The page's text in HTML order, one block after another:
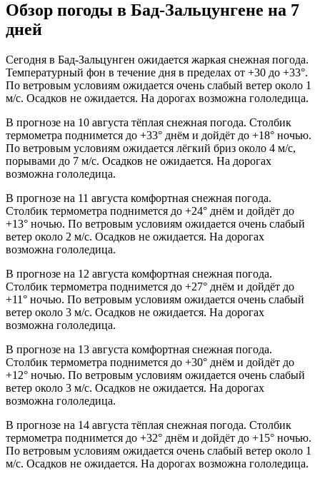
Обзор погоды в Бад-Зальцунгене на 7
дней
Сегодня в Бад-Зальцунген ожидается жаркая снежная погода.
Температурный фон в течение дня в пределах от +30 до +33°.
По ветровым условиям ожидается очень слабый ветер около 1
м/с. Осадков не ожидается. На дорогах возможна гололедица.
В прогнозе на 10 августа тёплая снежная погода. Столбик
термометра поднимется до +33° днём и дойдёт до +18° ночью.
По ветровым условиям ожидается лёгкий бриз около 4 м/с,
порывами до 7 м/с. Осадков не ожидается. На дорогах
возможна гололедица.
В прогнозе на 11 августа комфортная снежная погода.
Столбик термометра поднимется до +24° днём и дойдёт до
+13° ночью. По ветровым условиям ожидается очень слабый
ветер около 2 м/с. Осадков не ожидается. На дорогах
возможна гололедица.
В прогнозе на 12 августа комфортная снежная погода.
Столбик термометра поднимется до +27° днём и дойдёт до
+11° ночью. По ветровым условиям ожидается очень слабый
ветер около 3 м/с. Осадков не ожидается. На дорогах
возможна гололедица.
В прогнозе на 13 августа комфортная снежная погода.
Столбик термометра поднимется до +30° днём и дойдёт до
+12° ночью. По ветровым условиям ожидается очень слабый
ветер около 3 м/с. Осадков не ожидается. На дорогах
возможна гололедица.
В прогнозе на 14 августа тёплая снежная погода. Столбик
термометра поднимется до +32° днём и дойдёт до +15° ночью.
По ветровым условиям ожидается очень слабый ветер около 1
м/с. Осадков не ожидается. На дорогах возможна гололедица.